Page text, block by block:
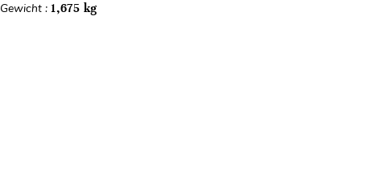
Gewicht :1,675 kg